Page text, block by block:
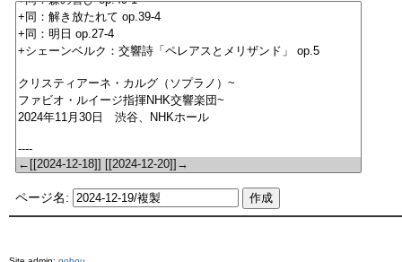
ページ名: